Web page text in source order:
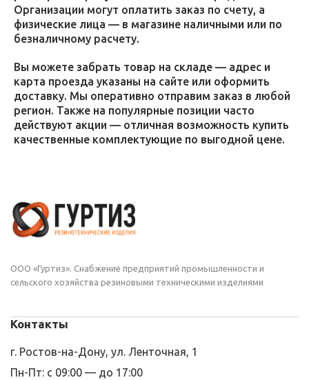
Организации могут оплатить заказ по счету, а
физические лица — в магазине наличными или по
безналичному расчету.
Вы можете забрать товар на складе — адрес и
карта проезда указаны на сайте или оформить
доставку. Мы оперативно отправим заказ в любой
регион. Также на популярные позиции часто
действуют акции — отличная возможность купить
качественные комплектующие по выгодной цене.
ООО «Гуртиз». Снабжение предприятий промышленности и
сельского хозяйства резиновыми техническими изделиями
Контакты
г. Ростов-на-Дону, ул. Ленточная, 1
Пн-Пт: с 09:00 — до 17:00